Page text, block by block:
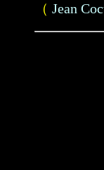
（ Jean